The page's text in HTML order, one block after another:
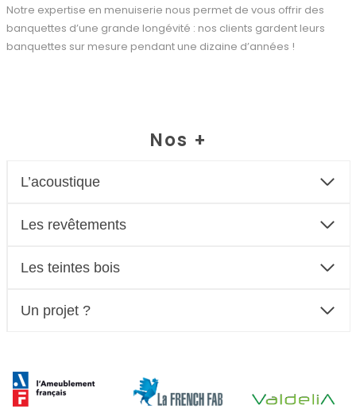
Notre expertise en menuiserie nous permet de vous offrir des
banquettes d’une grande longévité : nos clients gardent leurs
banquettes sur mesure pendant une dizaine d’années !
Nos +
L’acoustique
Les revêtements
Les teintes bois
Un projet ?